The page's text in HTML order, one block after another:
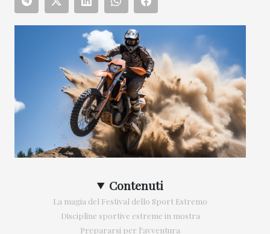
Contenuti
La magia del Festival dello Sport Estremo
Discipline sportive estreme in mostra
Prepararsi per l'avventura